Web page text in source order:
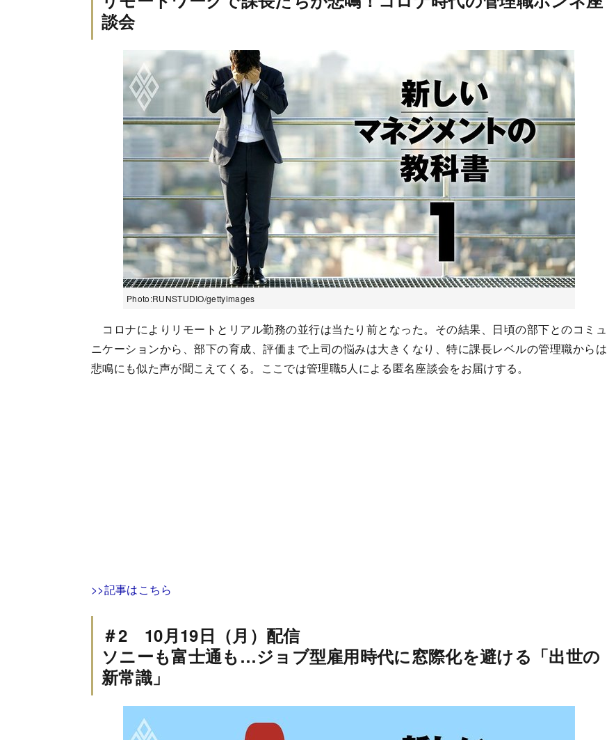
談会
Photo:RUNSTUDIO/gettyimages
コロナによりリモートとリアル勤務の並行は当たり前となった。その結果、日頃の部下とのコミュ
ニケーションから、部下の育成、評価まで上司の悩みは大きくなり、特に課長レベルの管理職からは
悲鳴にも似た声が聞こえてくる。ここでは管理職5人による匿名座談会をお届けする。
>>記事はこちら
＃2 10月19日（月）配信
ソニーも富士通も…ジョブ型雇用時代に窓際化を避ける「出世の
新常識」